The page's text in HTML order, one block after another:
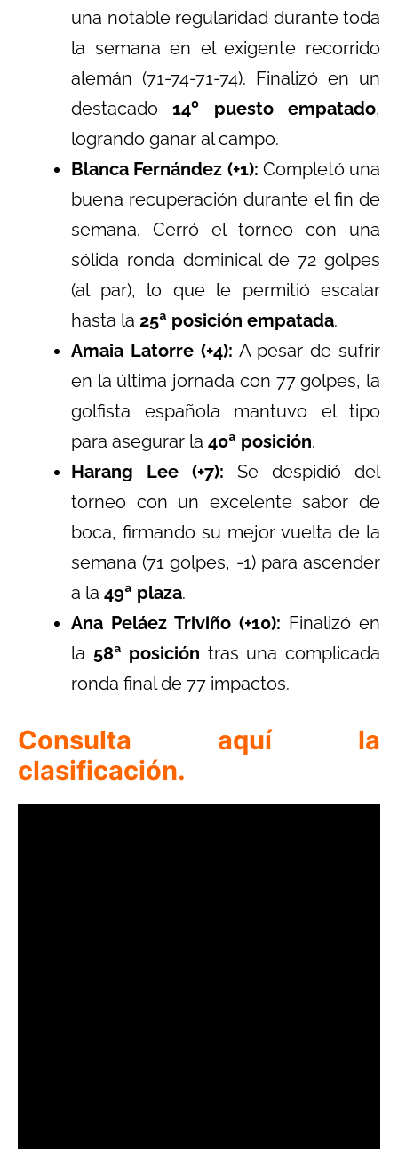
una notable regularidad durante toda
la semana en el exigente recorrido
alemán (71-74-71-74). Finalizó en un
destacado14º puesto empatado,
logrando ganar al campo.
Blanca Fernández (+1): Completó una
buena recuperación durante el fin de
semana. Cerró el torneo con una
sólida ronda dominical de 72 golpes
(al par), lo que le permitió escalar
hasta la 25ª posición empatada.
Amaia Latorre (+4): A pesar de sufrir
en la última jornada con 77 golpes, la
golfista española mantuvo el tipo
para asegurar la 40ª posición.
Harang Lee (+7): Se despidió del
torneo con un excelente sabor de
boca, firmando su mejor vuelta de la
semana (71 golpes, -1) para ascender
a la 49ª plaza.
Ana Peláez Triviño (+10): Finalizó en
la 58ª posición tras una complicada
ronda final de 77 impactos.
Consulta aquí la
clasificación.